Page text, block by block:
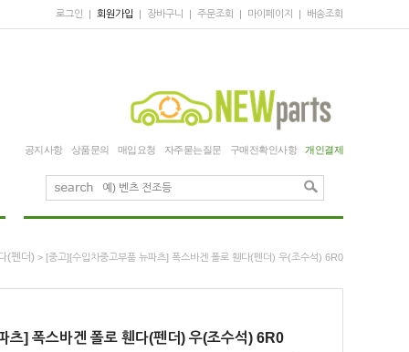
로그인 | 회원가입 | 장바구니 | 주문조회 | 마이페이지 | 배송조회
공지사항
상품문의 매입요청 자주묻는질문 구매전확인사항 개인결제
(펜더) > [중고][수입차중고부품 뉴파츠] 폭스바겐 폴로 휀다(펜더) 우(조수석) 6R0
츠] 폭스바겐 폴로 휀다(펜더) 우(조수석) 6R0